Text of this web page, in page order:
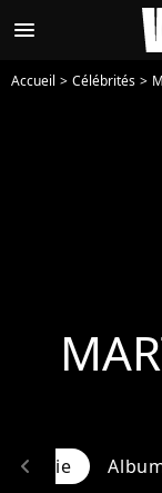
menu
Accueil Célébrités
chevron_left